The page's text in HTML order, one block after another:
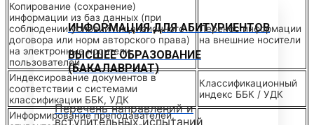
ИНФОРМАЦИЯ ДЛЯ АБИТУРИЕНТОВ
ВЫСШЕЕ ОБРАЗОВАНИЕ
(БАКАЛАВРИАТ)
Перечень направлений и
вступительных испытаний
Копирование (сохранение)
информации из баз данных (при
соблюдении условий лицензионного
договора или норм авторского права)
на электронные носители
пользователей
Перенос информации
на внешние носители
Индексирование документов в
соответствии с системами
классификации ББК, УДК
Классификационный
индекс ББК / УДК
Информирование преподавателей,